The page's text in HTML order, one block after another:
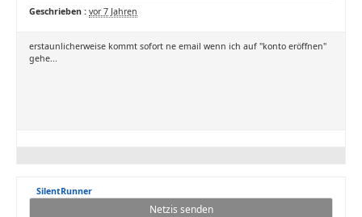
Geschrieben : vor 7 Jahren
erstaunlicherweise kommt sofort ne email wenn ich auf "konto eröffnen"
gehe...
SilentRunner
Netzis senden